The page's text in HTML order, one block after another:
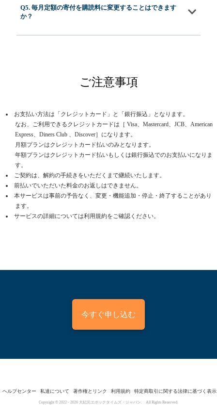
Q5. 毎月定額の寄付を購読料に変更することはできます
か？
ご注意事項
お支払い方法は「クレジットカード」と「銀行振込」となります。
なお、ご利用できるクレジットカードは［ Visa、Mastercard、JCB、American
Express、Diners Club 、Discover］になります。
月額プランはクレジットカード払いのみとなります。
年額プランはクレジットカード払いもしくは銀行振込でのお支払いになりま
す。
ご契約は、解約の手続きをいただくまで継続いたします。
前払いでいただいた料金のお返しはできません。
本サービスは事前の予告なく、変更・機能追加・停止・終了することがあり
ます。
サービスの詳細については利用規約をご確認ください。
今すぐ申し込む
ヘルプセンター 私達について 著作権とリンク 利用規約 特定商取引に関する法律に基づく表示
Copyright © 2022 - 2026 大紀元エポックタイムズ・ジャパン. All Rights Reserved.